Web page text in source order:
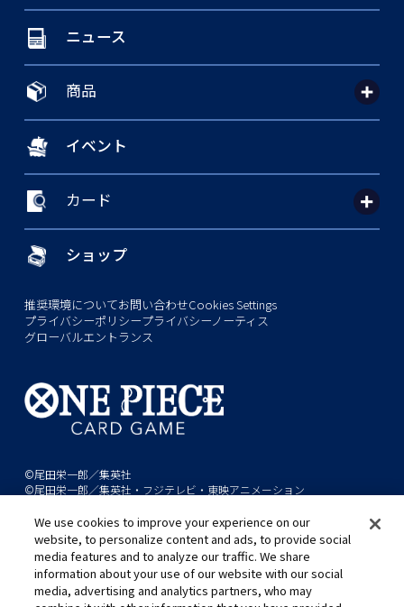
ニュース
商品
イベント
カード
ショップ
推奨環境についてお問い合わせCookies Settings
プライバシーポリシープライバシーノーティス
グローバルエントランス
©尾田栄一郎／集英社
©尾田栄一郎／集英社・フジテレビ・東映アニメーション
このwebサイトに記載されているすべての画像・テキスト・データの無
断転用、転載をお断りします。
開発中につき、本サイトで使用している画像と実際の商品とは異なる場
合があります。
We use cookies to improve your experience on our
website, to personalize content and ads, to provide social
media features and to analyze our traffic. We share
information about your use of our website with our social
media, advertising and analytics partners, who may